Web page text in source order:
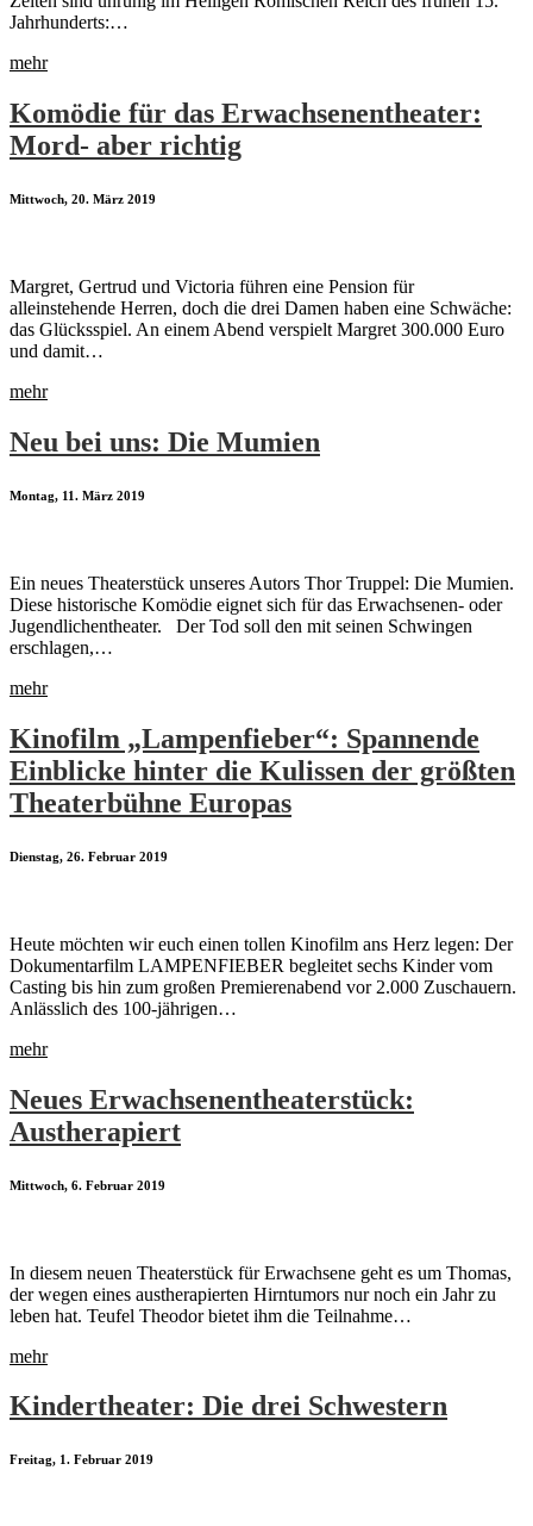
Jahrhunderts:…
mehr
Komödie für das Erwachsenentheater:
Mord- aber richtig
Mittwoch, 20. März 2019
Margret, Gertrud und Victoria führen eine Pension für
alleinstehende Herren, doch die drei Damen haben eine Schwäche:
das Glücksspiel. An einem Abend verspielt Margret 300.000 Euro
und damit…
mehr
Neu bei uns: Die Mumien
Montag, 11. März 2019
Ein neues Theaterstück unseres Autors Thor Truppel: Die Mumien.
Diese historische Komödie eignet sich für das Erwachsenen- oder
Jugendlichentheater. Der Tod soll den mit seinen Schwingen
erschlagen,…
mehr
Kinofilm „Lampenfieber“: Spannende
Einblicke hinter die Kulissen der größten
Theaterbühne Europas
Dienstag, 26. Februar 2019
Heute möchten wir euch einen tollen Kinofilm ans Herz legen: Der
Dokumentarfilm LAMPENFIEBER begleitet sechs Kinder vom
Casting bis hin zum großen Premierenabend vor 2.000 Zuschauern.
Anlässlich des 100-jährigen…
mehr
Neues Erwachsenentheaterstück:
Austherapiert
Mittwoch, 6. Februar 2019
In diesem neuen Theaterstück für Erwachsene geht es um Thomas,
der wegen eines austherapierten Hirntumors nur noch ein Jahr zu
leben hat. Teufel Theodor bietet ihm die Teilnahme…
mehr
Kindertheater: Die drei Schwestern
Freitag, 1. Februar 2019